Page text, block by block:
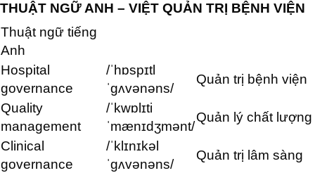
THUẬT NGỮ ANH – VIỆT QUẢN TRỊ BỆNH VIỆN
Thuật ngữ tiếng
Anh
Hospital
governance
/ˈhɒspɪtl
ˈɡʌvənəns/
Quản trị bệnh viện
Quality
management
/ˈkwɒlɪti
ˈmænɪdʒmənt/
Quản lý chất lượng
Clinical
governance
/ˈklɪnɪkəl
ˈɡʌvənəns/
Quản trị lâm sàng